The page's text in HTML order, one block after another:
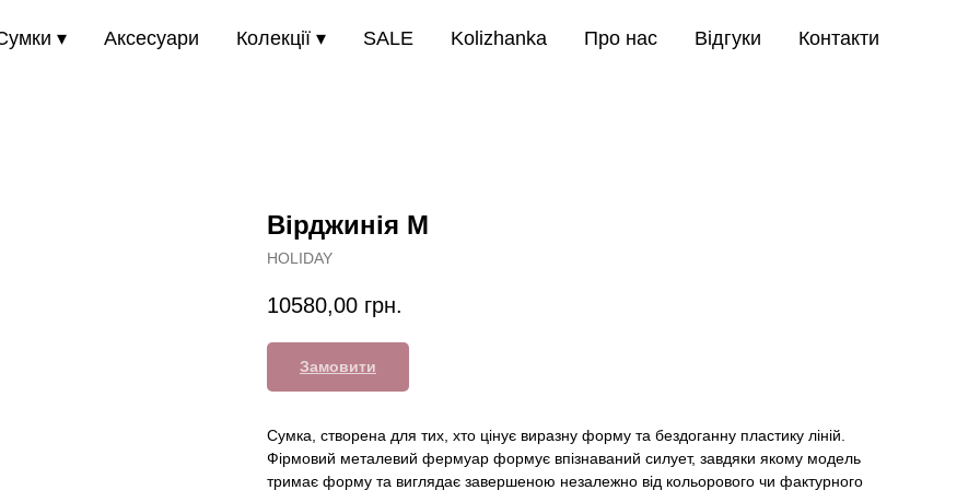
▾ Аксесуари Колекції ▾ SALE Kolizhanka Про нас Відгуки Контакти
Вірджинія М
HOLIDAY
10580,00 грн.
Замовити
Сумка, створена для тих, хто цінує виразну форму та бездоганну пластику ліній.
Фірмовий металевий фермуар формує впізнаваний силует, завдяки якому модель
тримає форму та виглядає завершеною незалежно від кольорового чи фактурного